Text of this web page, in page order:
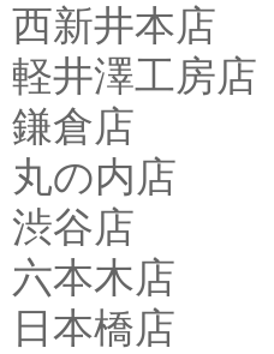
西新井本店
軽井澤工房店
鎌倉店
丸の内店
渋谷店
六本木店
日本橋店